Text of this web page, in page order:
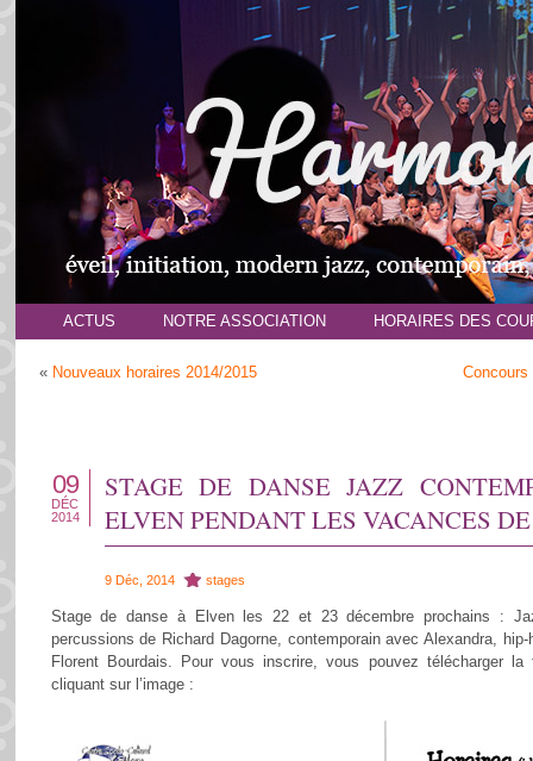
ACTUS NOTRE ASSOCIATION HORAIRES DES
« Nouveaux horaires 2014/2015
STAGE DE DANSE JAZZ
ELVEN PENDANT LES VACANCES
09
DÉC
2014
9 Déc, 2014 stages
Stage de danse à Elven les 22 et 23 décembre prochains :
percussions de Richard Dagorne, contemporain avec Alexandra,
Florent Bourdais. Pour vous inscrire, vous pouvez télécharger la
cliquant sur l’image :